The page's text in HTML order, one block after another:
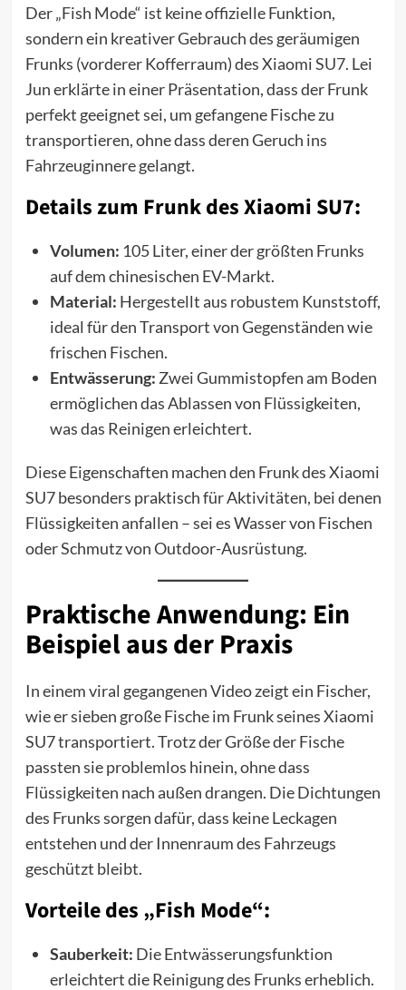
Der „Fish Mode“ ist keine offizielle Funktion,
sondern ein kreativer Gebrauch des geräumigen
Frunks (vorderer Kofferraum) des XiaomiSU7. Lei
Jun erklärte in einer Präsentation, dass der Frunk
perfekt geeignet sei, um gefangene Fische zu
transportieren, ohne dass deren Geruch ins
Fahrzeuginnere gelangt.
Details zum Frunk des Xiaomi SU7:
Volumen: 105 Liter, einer der größten Frunks
auf dem chinesischen EV-Markt.
Material: Hergestellt aus robustem Kunststoff,
ideal für den Transport von Gegenständen wie
frischen Fischen.
Entwässerung: Zwei Gummistopfen am Boden
ermöglichen das Ablassen von Flüssigkeiten,
was das Reinigen erleichtert.
Diese Eigenschaften machen den Frunk des Xiaomi
SU7 besonders praktisch für Aktivitäten, bei denen
Flüssigkeiten anfallen – sei es Wasser von Fischen
oder Schmutz von Outdoor-Ausrüstung.
Praktische Anwendung: Ein
Beispiel aus der Praxis
In einem viral gegangenen Video zeigt ein Fischer,
wie er sieben große Fische im Frunk seines Xiaomi
SU7 transportiert. Trotz der Größe der Fische
passten sie problemlos hinein, ohne dass
Flüssigkeiten nach außen drangen. Die Dichtungen
des Frunks sorgen dafür, dass keine Leckagen
entstehen und der Innenraum des Fahrzeugs
geschützt bleibt.
Vorteile des „Fish Mode“:
Sauberkeit: Die Entwässerungsfunktion
erleichtert die Reinigung des Frunks erheblich.